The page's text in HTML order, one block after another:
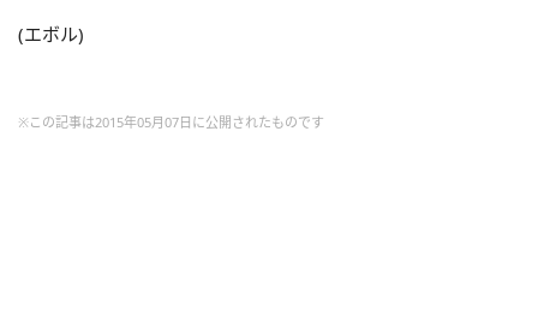
(エボル)
※この記事は2015年05月07日に公開されたものです